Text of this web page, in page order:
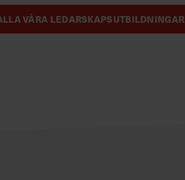
VÅRA LEDARSKAPSUTBILDNINGAR